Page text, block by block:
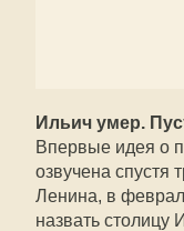
Ильич умер.
Впервые идея о
озвучена спустя
Ленина, в
назвать